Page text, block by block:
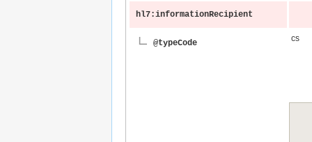
hl7:information​Recipient
@typeCode cs